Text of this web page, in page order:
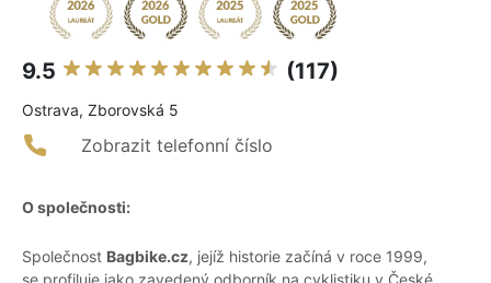
9.5 (117)
Ostrava, Zborovská 5
Zobrazit telefonní číslo
O společnosti:
Společnost Bagbike.cz, jejíž historie začíná v roce 1999,
se profiluje jako zavedený odborník na cyklistiku v České